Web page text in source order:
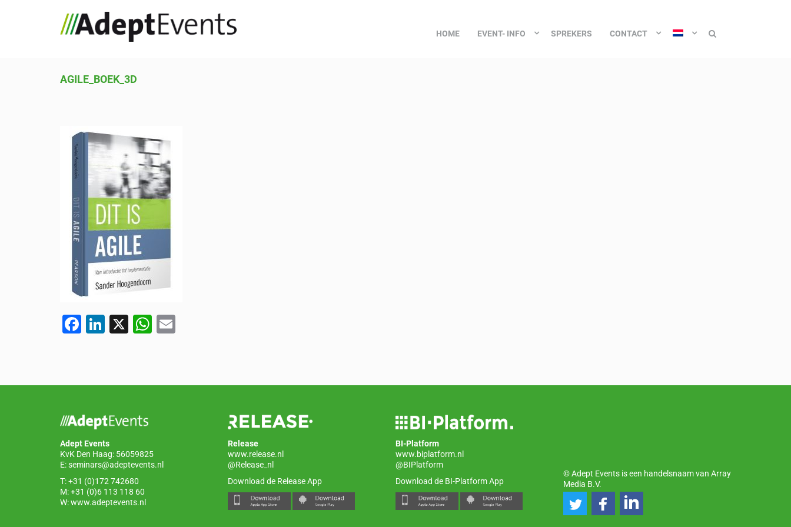
HOME EVENT- INFO SPREKERS CONTACT
AGILE_BOEK_3D
F
e
o
o
k
Li
e
n
X W
s
Adept Events
KvK Den Haag: 56059825
E:seminars@adeptevents.nl
T: +31 (0)172 742680
M: +31 (0)6 113 118 60
W:www.adeptevents.nl
Release
www.release.nl
@Release_nl
Download de Release App
BI-Platform
www.biplatform.nl
@BIPlatform
Download de BI-Platform App
© Adept Events is een handelsnaam van Array
Media B.V.